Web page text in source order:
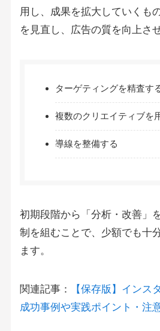
用し、成果を拡大していくも
を見直し、広告の質を向上さ
ターゲティングを精査す
複数のクリエイティブを
導線を整備する
初期段階から「分析・改善」
制を組むことで、少額でも十
ます。
関連記事：
【保存版】インス
成功事例や実践ポイント・注